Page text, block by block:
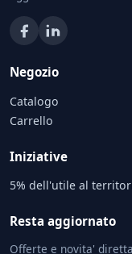
Negozio
Catalogo
Carrello
Iniziative
5% dell'utile al
Resta aggiornato
Offerte e novita'